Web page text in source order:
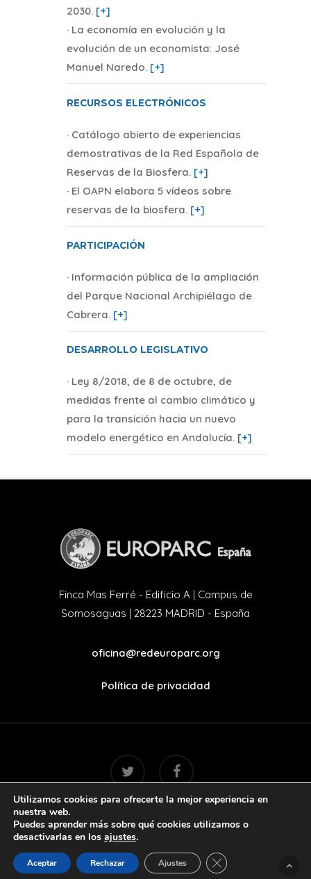
2030. [+]
· La economía en evolución y la
evolución de un economista: José
Manuel Naredo. [+]
RECURSOS ELECTRÓNICOS
· Catálogo abierto de experiencias
demostrativas de la Red Española de
Reservas de la Biosfera. [+]
· El OAPN elabora 5 vídeos sobre
reservas de la biosfera. [+]
PARTICIPACIÓN
· Información pública de la ampliación
del Parque Nacional Archipiélago de
Cabrera. [+]
DESARROLLO LEGISLATIVO
· Ley 8/2018, de 8 de octubre, de
medidas frente al cambio climático y
para la transición hacia un nuevo
modelo energético en Andalucía. [+]
Finca Mas Ferré - Edificio A | Campus de
Somosaguas | 28223 MADRID - España
oficina@redeuroparc.org
Política de privacidad
twitter facebook
© 2022. Handcrafted with love by
Utilizamos cookies para ofrecerte la mejor experiencia en
nuestra web.
Puedes aprender más sobre qué cookies utilizamos o
desactivarlas en los ajustes.
Aceptar Rechazar Ajustes Cerrar el banner de